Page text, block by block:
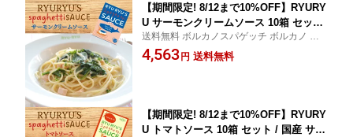
【期間限定! 8/12まで10%OFF】RYURY
U サーモンクリームソース 10箱 セット
/ 国産 サーモン サーモンクリーム クリ
ームソース ミート ミートソース トマト
送料無料 ボルカノスパゲッチ ボルカノ ボ
ルカノパスタ
4,563 円 送料無料
【期間限定! 8/12まで10%OFF】RYURY
U トマトソース 10箱 セット / 国産 サー